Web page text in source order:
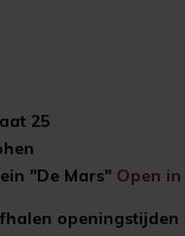
25
"De Mars" Open